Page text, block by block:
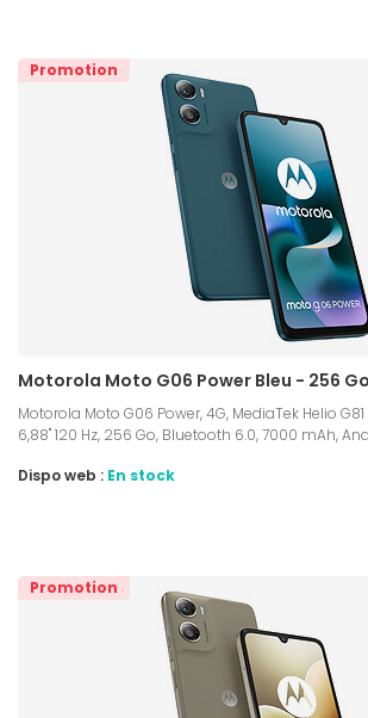
Promotion
Motorola Moto G06 Power Bleu - 256
Motorola Moto G06 Power, 4G, MediaTek Helio G81
6,88" 120 Hz, 256 Go, Bluetooth 6.0, 7000 mAh,
Dispo web : En stock
Promotion